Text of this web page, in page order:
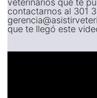
veterinarios que te
contactarnos al 301
que te llegó este